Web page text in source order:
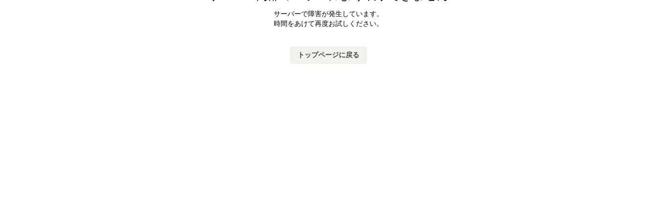
サーバーで障害が発生しています。
時間をあけて再度お試しください。
トップページに戻る